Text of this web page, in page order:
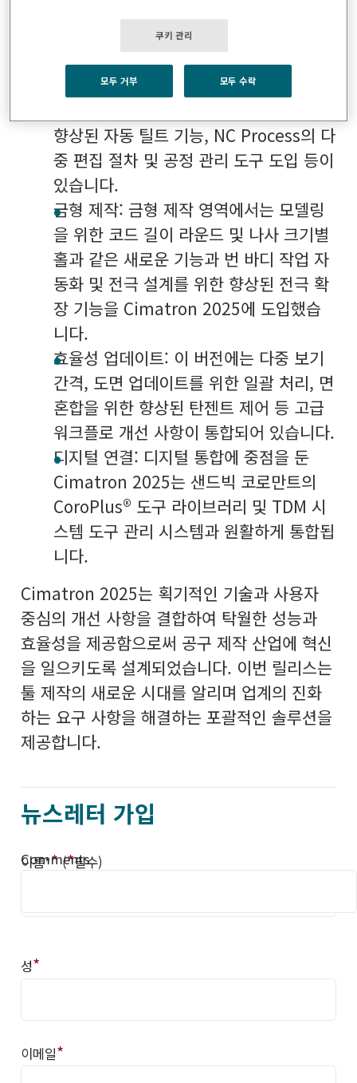
계획을 구성하고 수정하는 몇 가지 주목할
만한 공정 관리 기능을 제공하는 중요한
릴리스입니다. 주목할 만한 개선 사항으로
향상된 자동 틸트 기능, NC Process의 다
중 편집 절차 및 공정 관리 도구 도입 등이
있습니다.
금형 제작: 금형 제작 영역에서는 모델링
을 위한 코드 길이 라운드 및 나사 크기별
홀과 같은 새로운 기능과 번 바디 작업 자
동화 및 전극 설계를 위한 향상된 전극 확
장 기능을 Cimatron 2025에 도입했습
니다.
효율성 업데이트: 이 버전에는 다중 보기
간격, 도면 업데이트를 위한 일괄 처리, 면
혼합을 위한 향상된 탄젠트 제어 등 고급
워크플로 개선 사항이 통합되어 있습니다.
디지털 연결: 디지털 통합에 중점을 둔
Cimatron 2025는 샌드빅 코로만트의
CoroPlus® 도구 라이브러리 및 TDM 시
스템 도구 관리 시스템과 원활하게 통합됩
니다.
Cimatron 2025는 획기적인 기술과 사용자
중심의 개선 사항을 결합하여 탁월한 성능과
효율성을 제공함으로써 공구 제작 산업에 혁신
을 일으키도록 설계되었습니다. 이번 릴리스는
툴 제작의 새로운 시대를 알리며 업계의 진화
하는 요구 사항을 해결하는 포괄적인 솔루션을
제공합니다.
뉴스레터 가입
Comments
이름**(*필수)
성*
이메일*
쿠키 관리
모두 거부 모두 수락